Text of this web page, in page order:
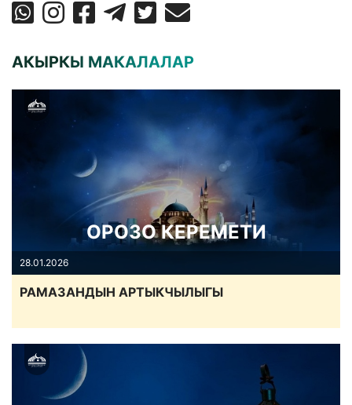
АКЫРКЫ МАКАЛАЛАР
ОРОЗО КЕРЕМЕТИ
28.01.2026
РАМАЗАНДЫН АРТЫКЧЫЛЫГЫ